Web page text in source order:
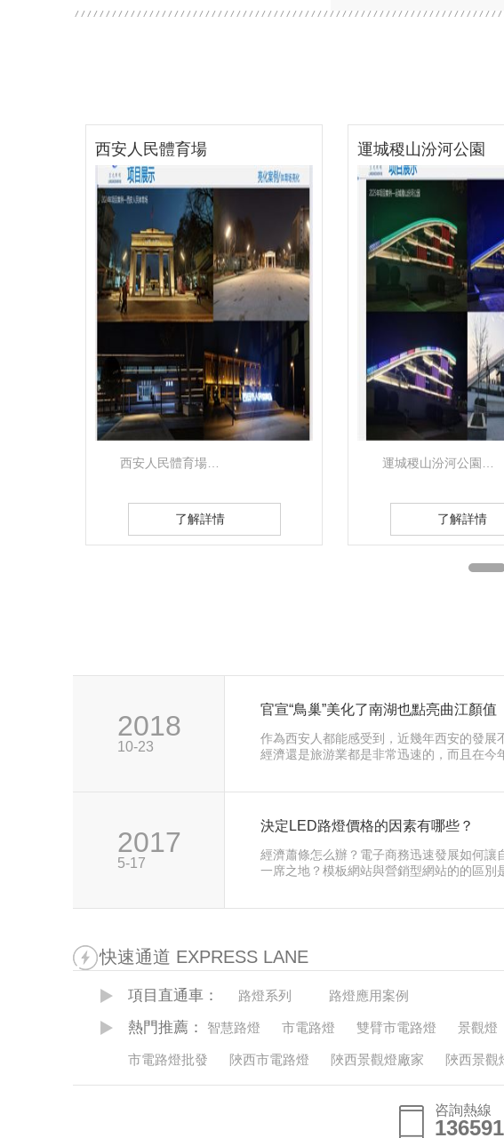
運城稷山汾河公園
運城稷山汾河公園…
了解詳情
甘肅慶城鳳凰溫
甘肅慶城鳳凰溫
了解詳情
2018
10-23
官宣“鳥巢”美化了南湖也點亮曲江顏值
作為西安人都能感受到，近幾年西安的發展
經濟還是旅游業都是非常迅速的，而且在今
2017
5-17
決定LED路燈價格的因素有哪些？
經濟蕭條怎么辦？電子商務迅速發展如何讓
一席之地？模板網站與營銷型網站的的區別
快速通道 EXPRESS LANE
項目直通車： 路燈系列 路燈應用案例
熱門推薦： 智慧路燈 市電路燈 雙臂市電路燈 景觀燈
市電路燈批發 陜西市電路燈 陜西景觀燈廠家 陜西景觀
咨詢熱線